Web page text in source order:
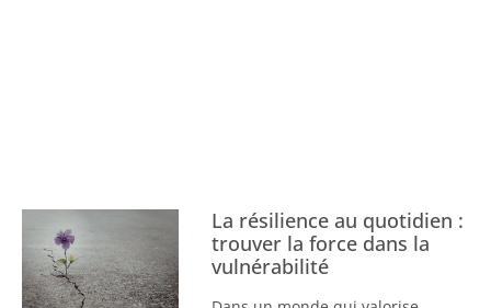
La résilience au quotidien :
trouver la force dans la
vulnérabilité